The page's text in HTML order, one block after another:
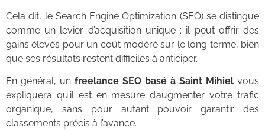
Cela dit, le Search Engine Optimization (SEO) se distingue
comme un levier d’acquisition unique : il peut offrir des
gains élevés pour un coût modéré sur le long terme, bien
que ses résultats restent difficiles à anticiper.
En général, un freelance SEO basé à Saint Mihiel vous
expliquera qu’il est en mesure d’augmenter votre trafic
organique, sans pour autant pouvoir garantir des
classements précis à l’avance.